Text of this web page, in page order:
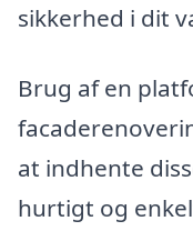
sikkerhed i dit
Brug af en
at indhente
hurtigt og